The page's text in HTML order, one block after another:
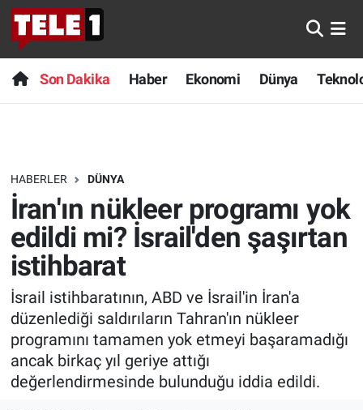
Son Dakika Haber Ekonomi Dünya
HABERLER DÜNYA
İran'ın nükleer programı yok
edildi mi? İsrail'den şaşırtan
istihbarat
İsrail istihbaratının, ABD ve İsrail'in İran'a
düzenlediği saldırıların Tahran'ın nükleer
programını tamamen yok etmeyi başaramadığı
ancak birkaç yıl geriye attığı
değerlendirmesinde bulunduğu iddia edildi.
Anında Manşet
Başka Sohbetler
Bilim turu
Bilim ve Teknoloji Evreni
Doğa Konuşuyor
Dünya
Ege Saati
Ege'den Esintiler
Son Dakika
Haber
Dünya
Teknoloji
Sağlık
Spor
Yayın Akışı
İletişim
Nöbetçi Eczaneler
Hava Durumu
Trafik Durumu
Süper Lig Puan Durumu ve Fikstür
Tüm Manşetler
Son Dakika Haberleri
Haber Arşivi